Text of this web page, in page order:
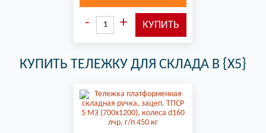
КУПИТЬ ТЕЛЕЖКУ ДЛЯ СКЛАДА В {X5}